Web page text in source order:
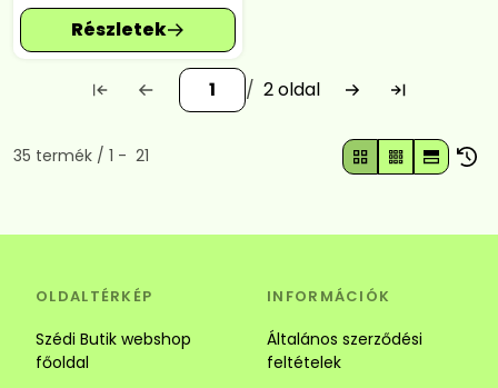
2
Összes termék a kategóriában
35 termék 1 21
OLDALTÉRKÉP
Szédi Butik webshop
főoldal
INFORMÁCIÓK
Általános szerződési
feltételek